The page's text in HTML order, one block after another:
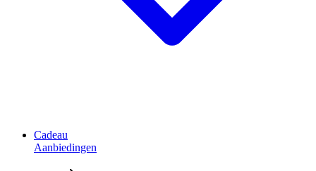
Cadeau
Aanbiedingen